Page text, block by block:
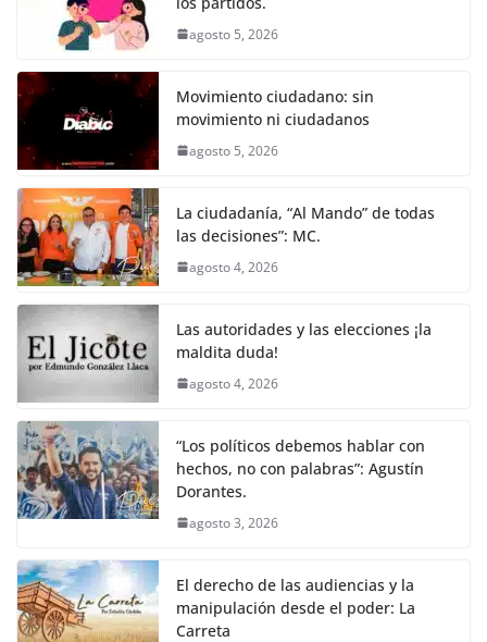
b
o
o
k
A
p
n
er
agosto 5, 2026
Movimiento ciudadano: sin
movimiento ni ciudadanos
agosto 5, 2026
La ciudadanía, “Al Mando” de todas
las decisiones”: MC.
agosto 4, 2026
Las autoridades y las elecciones ¡la
maldita duda!
agosto 4, 2026
“Los políticos debemos hablar con
hechos, no con palabras”: Agustín
Dorantes.
agosto 3, 2026
El derecho de las audiencias y la
manipulación desde el poder: La
Carreta